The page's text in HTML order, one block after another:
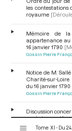
les contestations
royaume
Mémoire de
appartenance au
16 janvier 1790
Gossin Pierre
Notice de M.
Charité-sur-
du 16 janvier 1790
Gossin Pierre
Discussion
sur-Loire au
séance du 16
Tome XI - Du